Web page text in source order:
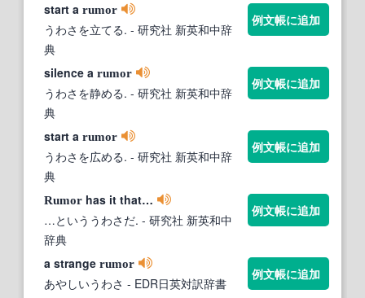
start a rumor
うわさを立てる. - 研究社 新英和中辞
典
例文帳に追加
silence a rumor
うわさを静める. - 研究社 新英和中辞
典
例文帳に追加
start a rumor
うわさを広める. - 研究社 新英和中辞
典
例文帳に追加
Rumor has it that…
…といううわさだ. - 研究社 新英和中
辞典
例文帳に追加
a strange rumor
あやしいうわさ - EDR日英対訳辞書
例文帳に追加